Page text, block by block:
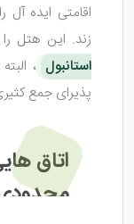
اقامتی ایده آل
زند. این هتل
استانبول ،
پذیرای جمع
اتاق
محدودی